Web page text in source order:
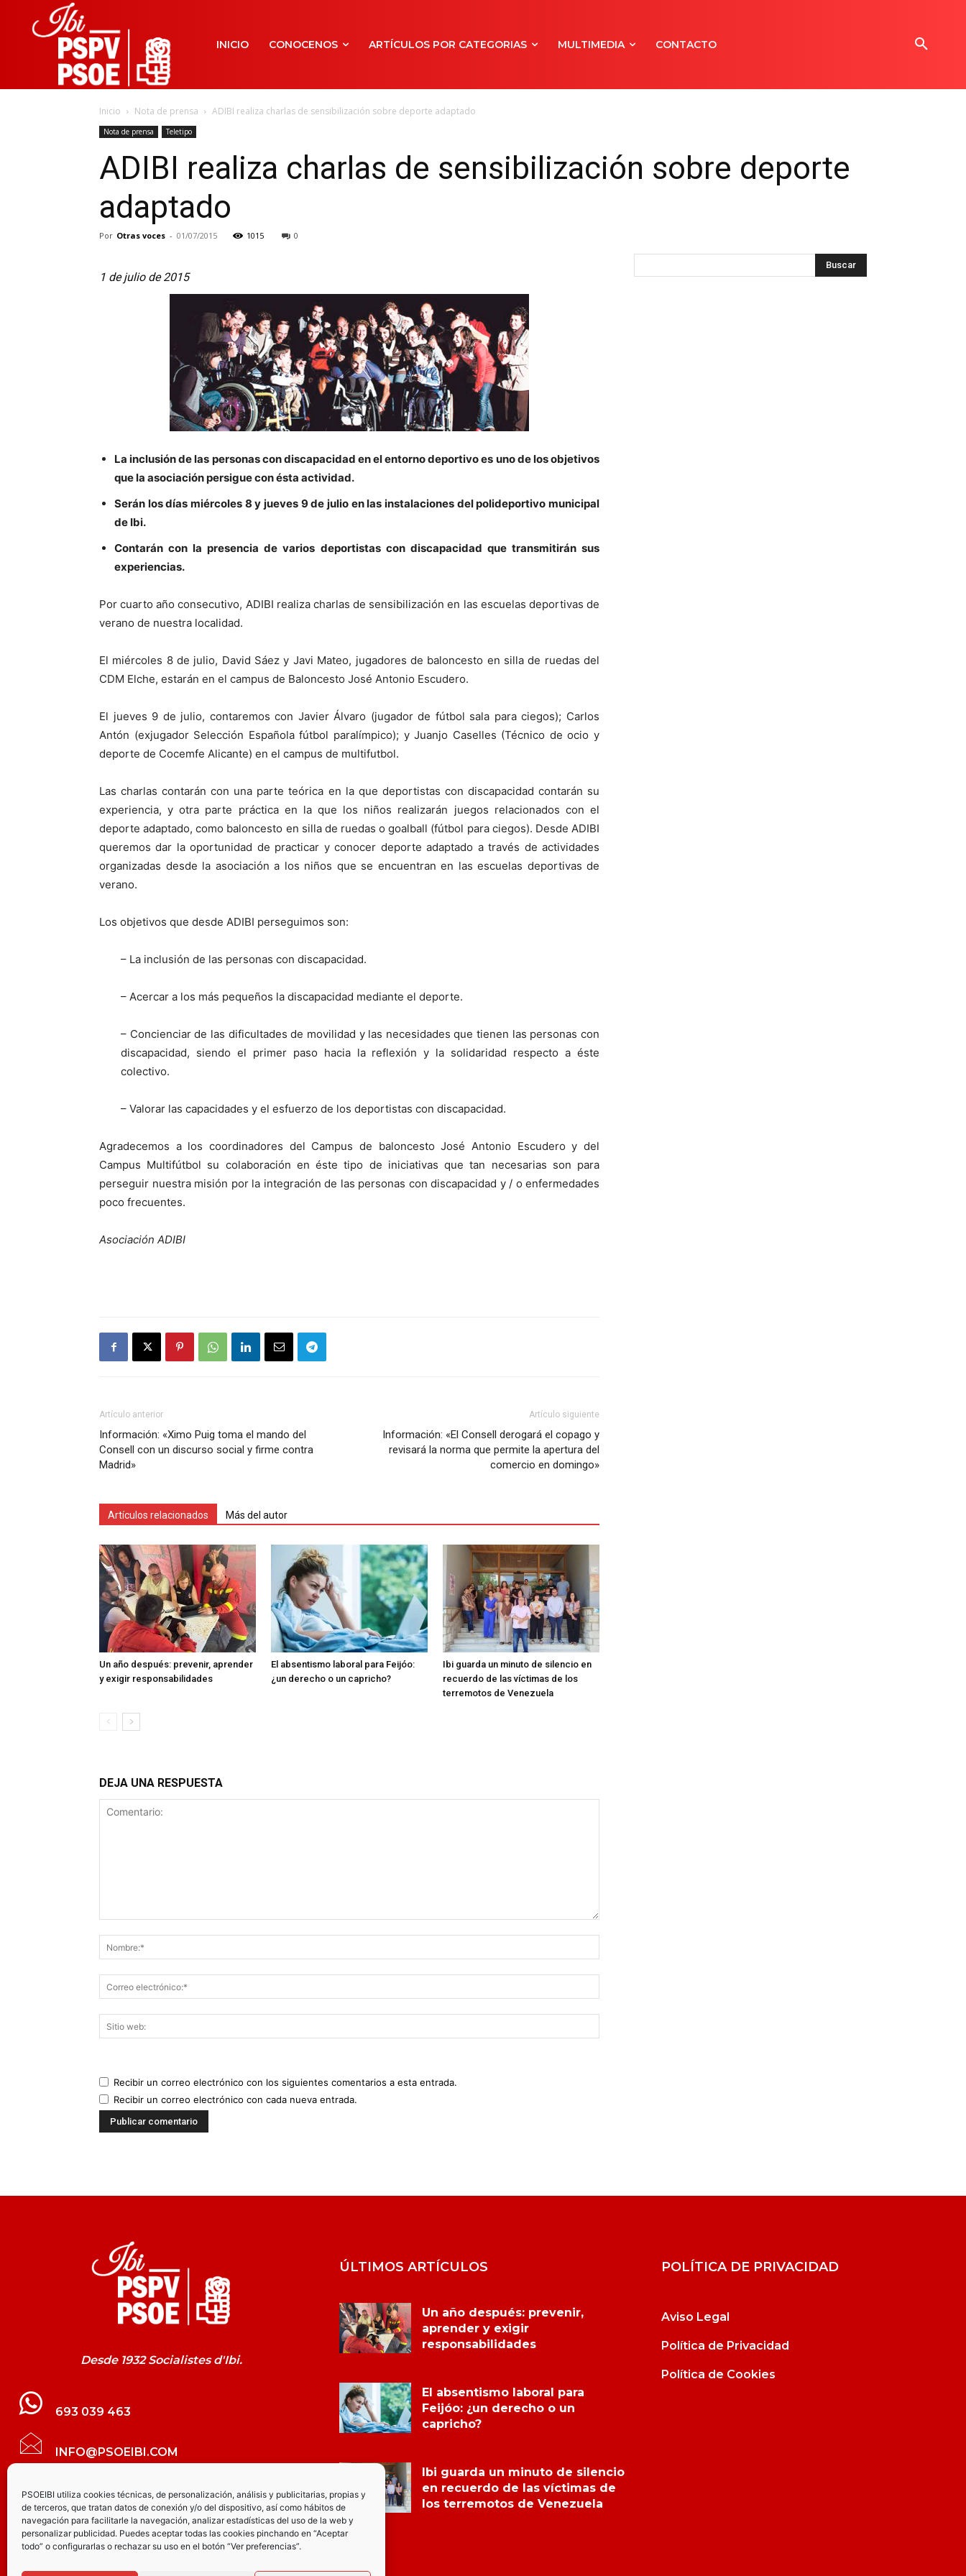
PSOEIBI utiliza cookies técnicas, de personalización, análisis y publicitarias, propias y
de terceros, que tratan datos de conexión y/o del dispositivo, así como hábitos de
navegación para facilitarle la navegación, analizar estadísticas del uso de la web y
personalizar publicidad. Puedes aceptar todas las cookies pinchando en “Aceptar
todo” o configurarlas o rechazar su uso en el botón “Ver preferencias”.
INICIO CONOCENOS ARTÍCULOS POR CATEGORIAS MULTIMEDIA CONTACTO
Inicio Nota de prensa ADIBI realiza charlas de sensibilización sobre deporte adaptado
Nota de prensa Teletipo
ADIBI realiza charlas de sensibilización sobre deporte
adaptado
Por Otras voces - 01/07/2015 1015 0
1 de julio de 2015
La inclusión de las personas con discapacidad en el entorno deportivo es uno de los objetivos
que la asociación persigue con ésta actividad.
Serán los días miércoles 8 y jueves 9 de julio en las instalaciones del polideportivo municipal
de Ibi.
Contarán con la presencia de varios deportistas con discapacidad que transmitirán sus
experiencias.
Por cuarto año consecutivo, ADIBI realiza charlas de sensibilización en las escuelas deportivas de
verano de nuestra localidad.
El miércoles 8 de julio, David Sáez y Javi Mateo, jugadores de baloncesto en silla de ruedas del
CDM Elche, estarán en el campus de Baloncesto José Antonio Escudero.
El jueves 9 de julio, contaremos con Javier Álvaro (jugador de fútbol sala para ciegos); Carlos
Antón (exjugador Selección Española fútbol paralímpico); y Juanjo Caselles (Técnico de ocio y
deporte de Cocemfe Alicante) en el campus de multifutbol.
Las charlas contarán con una parte teórica en la que deportistas con discapacidad contarán su
experiencia, y otra parte práctica en la que los niños realizarán juegos relacionados con el
deporte adaptado, como baloncesto en silla de ruedas o goalball (fútbol para ciegos). Desde ADIBI
queremos dar la oportunidad de practicar y conocer deporte adaptado a través de actividades
organizadas desde la asociación a los niños que se encuentran en las escuelas deportivas de
verano.
Los objetivos que desde ADIBI perseguimos son:
– La inclusión de las personas con discapacidad.
– Acercar a los más pequeños la discapacidad mediante el deporte.
– Concienciar de las dificultades de movilidad y las necesidades que tienen las personas con
discapacidad, siendo el primer paso hacia la reflexión y la solidaridad respecto a éste
colectivo.
– Valorar las capacidades y el esfuerzo de los deportistas con discapacidad.
Agradecemos a los coordinadores del Campus de baloncesto José Antonio Escudero y del
Campus Multifútbol su colaboración en éste tipo de iniciativas que tan necesarias son para
perseguir nuestra misión por la integración de las personas con discapacidad y / o enfermedades
poco frecuentes.
Asociación ADIBI
Artículo anterior
Información: «Ximo Puig toma el mando del
Consell con un discurso social y firme contra
Madrid»
Artículo siguiente
Información: «El Consell derogará el copago y
revisará la norma que permite la apertura del
comercio en domingo»
Artículos relacionados Más del autor
Un año después: prevenir, aprender
y exigir responsabilidades
El absentismo laboral para Feijóo:
¿un derecho o un capricho?
Ibi guarda un minuto de silencio en
recuerdo de las víctimas de los
terremotos de Venezuela
DEJA UNA RESPUESTA
Recibir un correo electrónico con los siguientes comentarios a esta entrada.
Recibir un correo electrónico con cada nueva entrada.
Desde 1932 Socialistes d'Ibi.
693 039 463
INFO@PSOEIBI.COM
GRUPO MUNICIPAL SOCIALISTA DE IBI C/
LES ERES, 48 – 3º - DESPACHO PSOE
PARTIDO SOCIALISTA DE IBI AV.
ÚLTIMOS ARTÍCULOS
Un año después: prevenir,
aprender y exigir
responsabilidades
El absentismo laboral para
Feijóo: ¿un derecho o un
capricho?
Ibi guarda un minuto de silencio
en recuerdo de las víctimas de
los terremotos de Venezuela
POLÍTICA DE PRIVACIDAD
Aviso Legal
Política de Privacidad
Política de Cookies